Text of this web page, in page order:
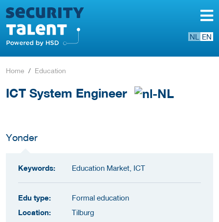
NL EN
Home Education
ICT System Engineer
Yonder
Keywords: Education Market, ICT
Edu type:
Formal education
Location:
Tilburg